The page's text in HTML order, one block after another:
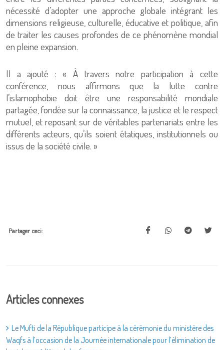
nécessité d’adopter une approche globale intégrant les
dimensions religieuse, culturelle, éducative et politique, afin
de traiter les causes profondes de ce phénomène mondial
en pleine expansion.
Il a ajouté : « À travers notre participation à cette
conférence, nous affirmons que la lutte contre
l’islamophobie doit être une responsabilité mondiale
partagée, fondée sur la connaissance, la justice et le respect
mutuel, et reposant sur de véritables partenariats entre les
différents acteurs, qu’ils soient étatiques, institutionnels ou
issus de la société civile. »
Partager ceci:
Articles connexes
Le Mufti de la République participe à la cérémonie du ministère des
Waqfs à l’occasion de la Journée internationale pour l’élimination de